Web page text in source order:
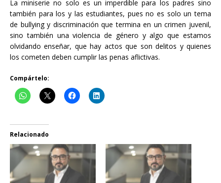
La miniserie no solo es un imperdible para los padres sino
también para los y las estudiantes, pues no es solo un tema
de bullying y discriminación que termina en un crimen juvenil,
sino también una violencia de género y algo que estamos
olvidando enseñar, que hay actos que son delitos y quienes
los cometen deben cumplir las penas aflictivas.
Compártelo:
Relacionado